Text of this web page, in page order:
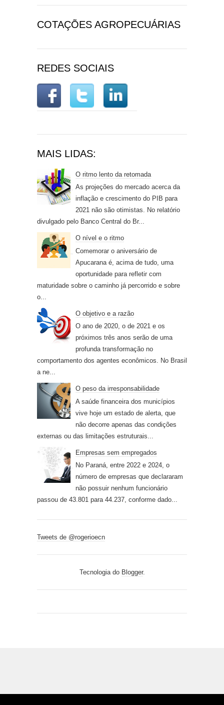
COTAÇÕES AGROPECUÁRIAS
REDES SOCIAIS
MAIS LIDAS:
O ritmo lento da retomada
As projeções do mercado acerca da
inflação e crescimento do PIB para
2021 não são otimistas. No relatório
divulgado pelo Banco Central do Br...
O nível e o ritmo
Comemorar o aniversário de
Apucarana é, acima de tudo, uma
oportunidade para refletir com
maturidade sobre o caminho já percorrido e sobre
o...
O objetivo e a razão
O ano de 2020, o de 2021 e os
próximos três anos serão de uma
profunda transformação no
comportamento dos agentes econômicos. No Brasil
a ne...
O peso da irresponsabilidade
A saúde financeira dos municípios
vive hoje um estado de alerta, que
não decorre apenas das condições
externas ou das limitações estruturais...
Empresas sem empregados
No Paraná, entre 2022 e 2024, o
número de empresas que declararam
não possuir nenhum funcionário
passou de 43.801 para 44.237, conforme dado...
Tweets de @rogerioecn
Tecnologia do Blogger.